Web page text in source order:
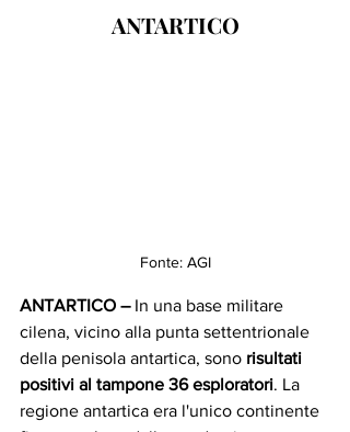
ANTARTICO
Fonte: AGI
ANTARTICO – In una base militare
cilena, vicino alla punta settentrionale
della penisola antartica, sono risultati
positivi al tampone 36 esploratori. La
regione antartica era l'unico continente